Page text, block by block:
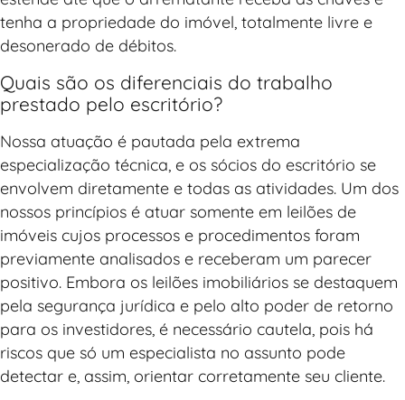
tenha a propriedade do imóvel, totalmente livre e
desonerado de débitos.
Quais são os diferenciais do trabalho
prestado pelo escritório?
Nossa atuação é pautada pela extrema
especialização técnica, e os sócios do escritório se
envolvem diretamente e todas as atividades. Um dos
nossos princípios é atuar somente em leilões de
imóveis cujos processos e procedimentos foram
previamente analisados e receberam um parecer
positivo. Embora os leilões imobiliários se destaquem
pela segurança jurídica e pelo alto poder de retorno
para os investidores, é necessário cautela, pois há
riscos que só um especialista no assunto pode
detectar e, assim, orientar corretamente seu cliente.